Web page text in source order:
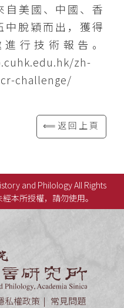
自美國、中國、香
脫穎而出，獲得
行技術報告。
zh-
challenge/
⟸返回上頁
and Philology All Rights
本所授權，請勿使用。
私權政策
常見問題